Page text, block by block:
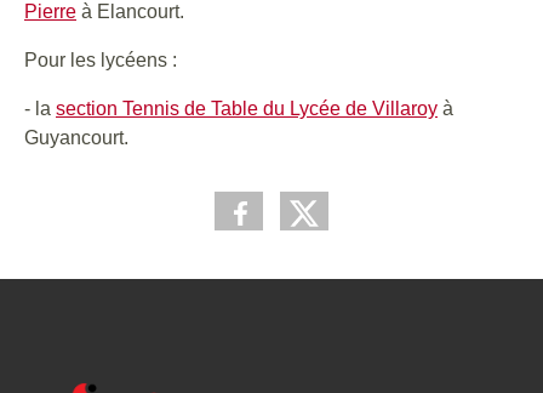
Pierre à Elancourt.
Pour les lycéens :
- la section Tennis de Table du Lycée de Villaroy à
Guyancourt.